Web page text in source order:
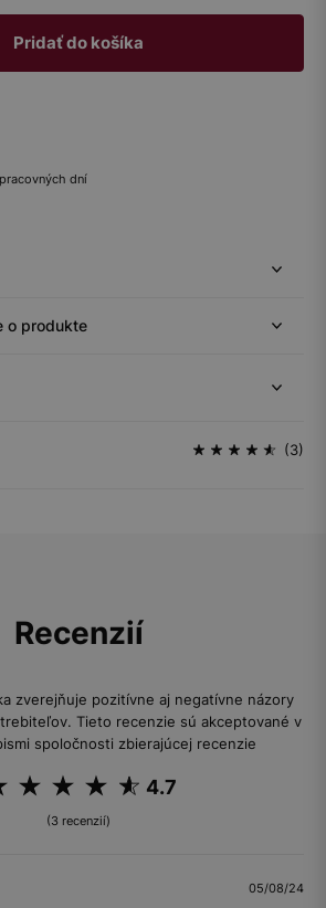
Pridať do košíka
dní
o produkte
(3)
Recenzií
zverejňuje pozitívne aj negatívne názory
Tieto recenzie sú akceptované v
spoločnosti zbierajúcej recenzie
4.7
(3 recenzií)
05/08/24